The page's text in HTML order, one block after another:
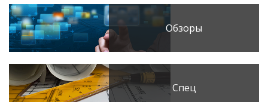
Обзоры
Спец